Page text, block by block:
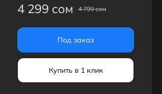
4 299 сом 4 799 сом
Под заказ
Купить в 1 клик